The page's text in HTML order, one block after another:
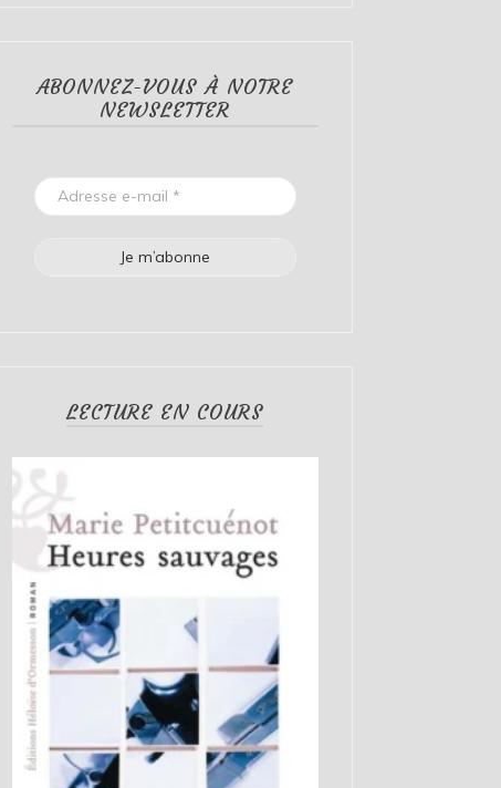
ABONNEZ-VOUS À NOTRE
NEWSLETTER
LECTURE EN COURS